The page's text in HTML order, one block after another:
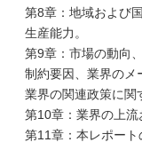
第8章：地域および
生産能力。
第9章：市場の動向
制約要因、業界のメ
業界の関連政策に関
第10章：業界の上流
第11章：本レポート